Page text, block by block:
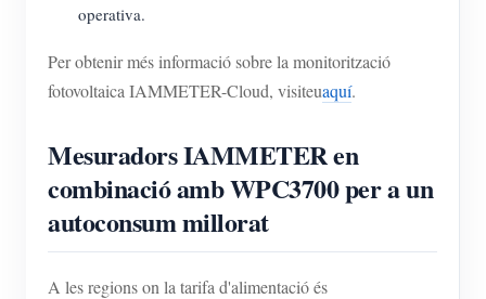
operativa.
Per obtenir més informació sobre la monitorització
fotovoltaica IAMMETER-Cloud, visiteuaquí.
Mesuradors IAMMETER en
combinació amb WPC3700 per a un
autoconsum millorat
A les regions on la tarifa d'alimentació és